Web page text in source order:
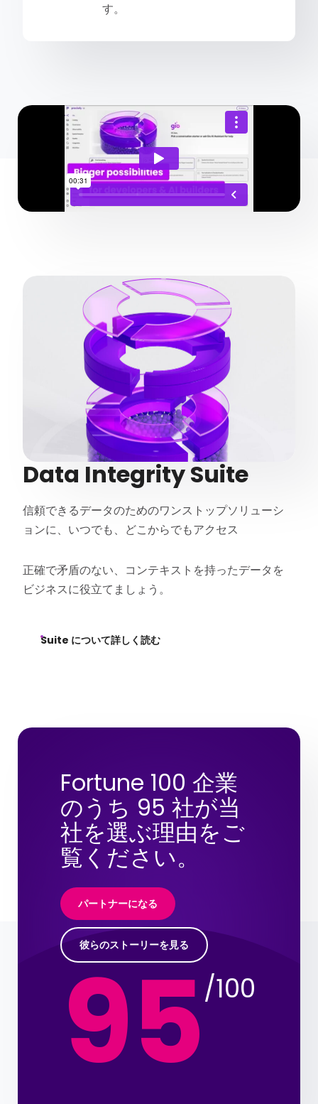
す。
Data Integrity Suite
信頼できるデータのためのワンストップソリューシ
ョンに、いつでも、どこからでもアクセス
正確で矛盾のない、コンテキストを持ったデータを
ビジネスに役立てましょう。
Suite について詳しく読む
Fortune 100 企業
のうち 95 社が当
社を選ぶ理由をご
覧ください。
パートナーになる
彼らのストーリーを見る
/100
95